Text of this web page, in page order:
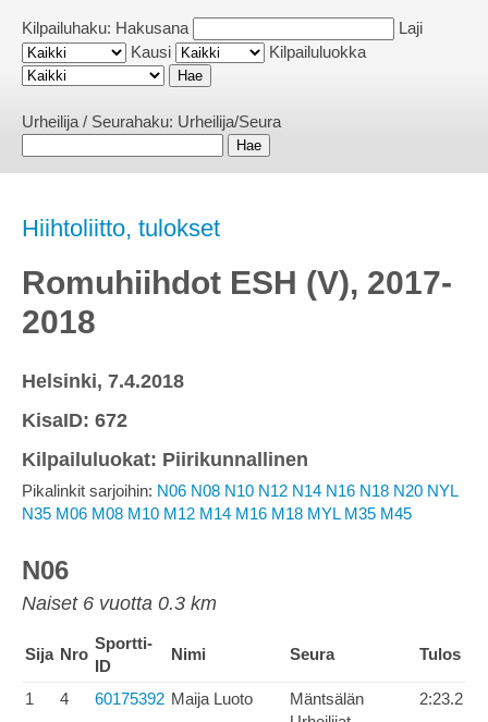
Kilpailuhaku: Hakusana
Laji
Kausi
Kilpailuluokka
Urheilija / Seurahaku: Urheilija/Seura
Hiihtoliitto, tulokset
Romuhiihdot ESH (V), 2017-
2018
Helsinki, 7.4.2018
KisaID: 672
Kilpailuluokat: Piirikunnallinen
Pikalinkit sarjoihin: N06 N08 N10 N12 N14 N16 N18 N20 NYL
N35 M06 M08 M10 M12 M14 M16 M18 MYL M35 M45
N06
Naiset 6 vuotta 0.3 km
Sija Nro
Sportti-
ID
Nimi Seura Tulos
1 4 60175392 Maija Luoto
Mäntsälän
2:23.2